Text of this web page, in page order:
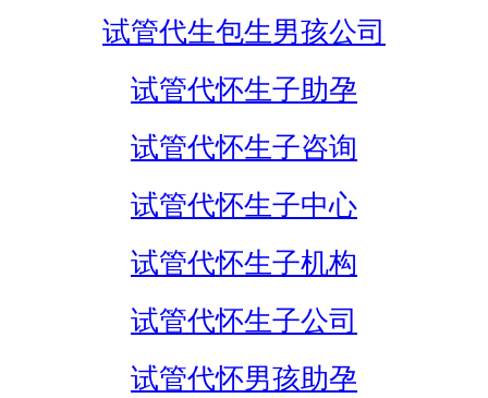
试管代生包生男孩公司
试管代怀生子助孕
试管代怀生子咨询
试管代怀生子中心
试管代怀生子机构
试管代怀生子公司
试管代怀男孩助孕